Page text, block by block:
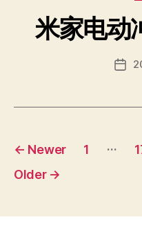
米家电动
Post
Posts
pagination
← Newer 1 …
Older →